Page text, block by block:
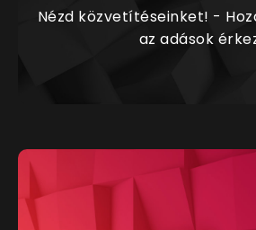
Nézd közvetítéseinket! -
az adások